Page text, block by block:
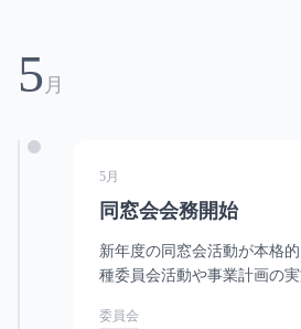
5 月
5月
同窓会会務開始
新年度の同窓会活動が本格
種委員会活動や事業計画の実
委員会